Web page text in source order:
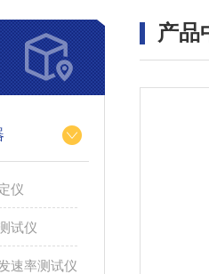
仪
试仪
速率测试仪
产品